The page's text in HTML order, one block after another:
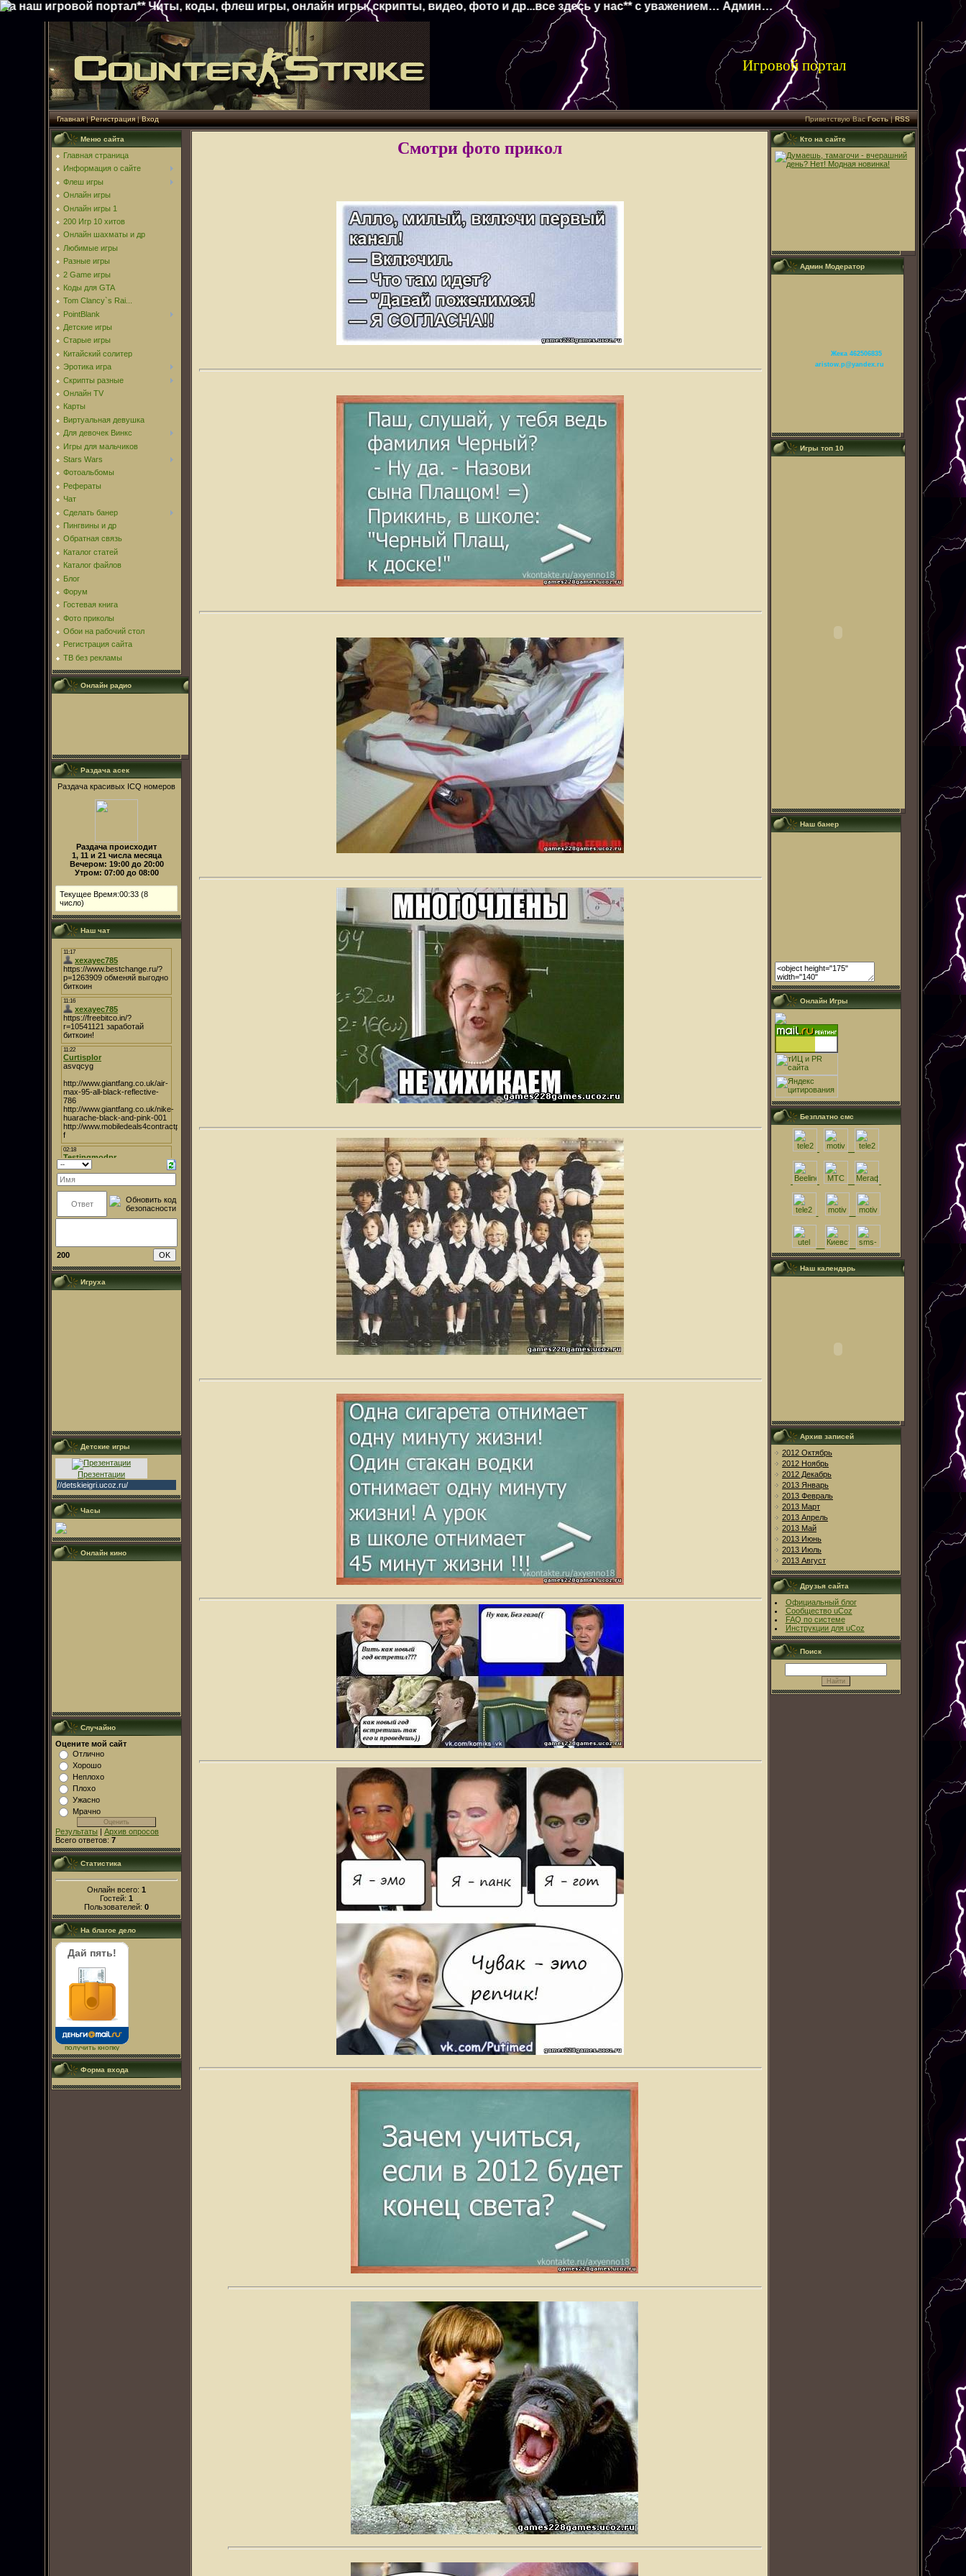
портал** Читы, коды, флеш игры, онлайн игры, скрипты, видео, фото и др...все здесь у нас** с уважением… Админ…**
Игровой портал
Главная|Регистрация|Вход Приветствую Вас Гость|RSS
Меню сайта
Главная страница
Информация о сайте
Флеш игры
Онлайн игры
Онлайн игры 1
200 Игр 10 хитов
Онлайн шахматы и др
Любимые игры
Разные игры
2 Game игры
Коды для GTA
Tom Clancy`s Rai...
PointBlank
Детские игры
Старые игры
Китайский солитер
Эротика игра
Скрипты разные
Онлайн TV
Карты
Виртуальная девушка
Для девочек Винкс
Игры для мальчиков
Stars Wars
Фотоальбомы
Рефераты
Чат
Сделать банер
Пингвины и др
Обратная связь
Каталог статей
Каталог файлов
Блог
Форум
Гостевая книга
Фото приколы
Обои на рабочий стол
Регистрация сайта
ТВ без рекламы
Онлайн радио
Раздача асек
Раздача красивых ICQ номеров
Раздача происходит
1, 11 и 21 числа месяца
Вечером: 19:00 до 20:00
Утром: 07:00 до 08:00
Текущее Время:00:33 (8
число)
Наш чат
200
Игруха
Детские игры
Презентации
//detskieigri.ucoz.ru/
Часы
Онлайн кино
Случайно
Оцените мой сайт
Отлично
Хорошо
Неплохо
Плохо
Ужасно
Мрачно
Результаты | Архив опросов
Всего ответов: 7
Статистика
Онлайн всего: 1
Гостей: 1
Пользователей: 0
На благое дело
Дай пять!
получить кнопку
Форма входа
Смотри фото прикол Кто на сайте
Админ Модератор
Жека 462506835
aristow.p@yandex.ru
Игры топ 10
Наш банер
Онлайн Игры
Безплатно смс
Наш календарь
Архив записей
2012 Октябрь
2012 Ноябрь
2012 Декабрь
2013 Январь
2013 Февраль
2013 Март
2013 Апрель
2013 Май
2013 Июнь
2013 Июль
2013 Август
Друзья сайта
Официальный блог
Сообщество uCoz
FAQ по системе
Инструкции для uCoz
Поиск